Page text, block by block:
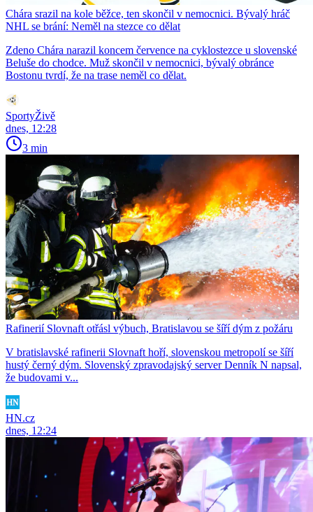
Chára srazil na kole běžce, ten skončil v nemocnici. Bývalý hráč
NHL se brání: Neměl na stezce co dělat
Zdeno Chára narazil koncem července na cyklostezce u slovenské
Beluše do chodce. Muž skončil v nemocnici, bývalý obránce
Bostonu tvrdí, že na trase neměl co dělat.
SportyŽivě
dnes, 12:28
3 min
Rafinerií Slovnaft otřásl výbuch, Bratislavou se šíří dým z požáru
V bratislavské rafinerii Slovnaft hoří, slovenskou metropolí se šíří
hustý černý dým. Slovenský zpravodajský server Denník N napsal,
že budovami v...
HN.cz
dnes, 12:24